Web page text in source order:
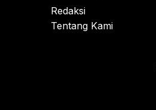
Redaksi
Tentang Kami